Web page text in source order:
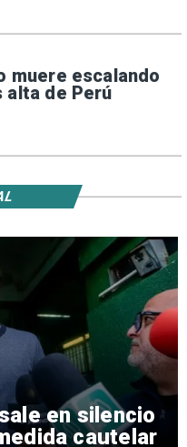
muere escalando
alta de Perú
en silencio
cautelar